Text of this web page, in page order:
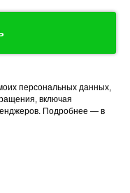
персональных данных,
включая
Подробнее — в